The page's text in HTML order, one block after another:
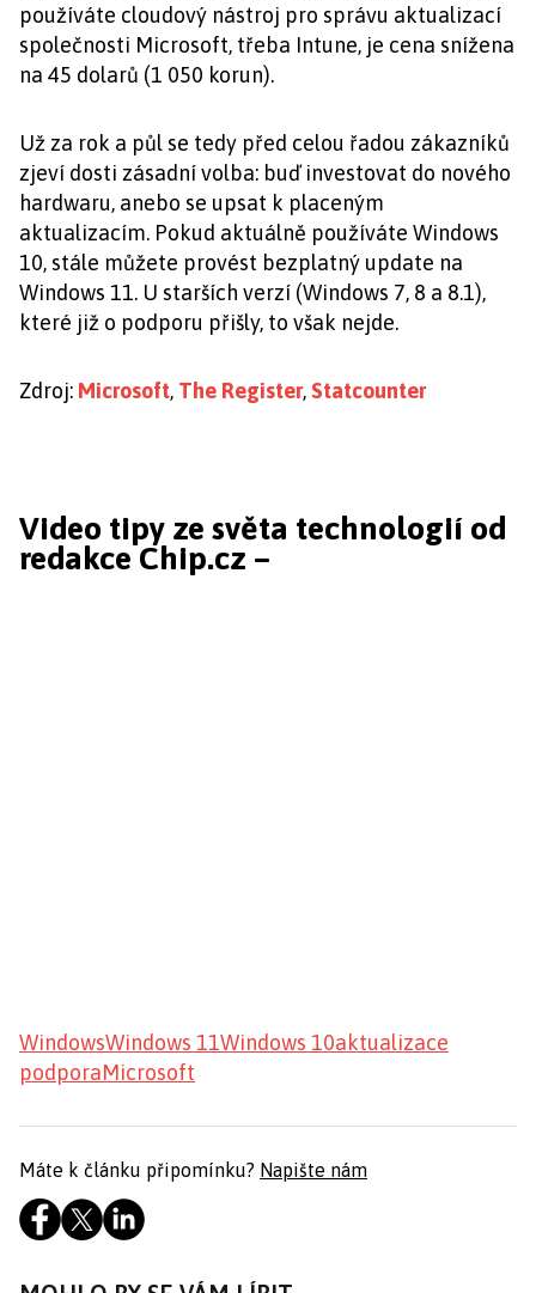
používáte cloudový nástroj pro správu aktualizací
společnosti Microsoft, třeba Intune, je cena snížena
na 45 dolarů (1 050 korun).
Už za rok a půl se tedy před celou řadou zákazníků
zjeví dosti zásadní volba: buď investovat do nového
hardwaru, anebo se upsat k placeným
aktualizacím. Pokud aktuálně používáte Windows
10, stále můžete provést bezplatný update na
Windows 11. U starších verzí (Windows 7, 8 a 8.1),
které již o podporu přišly, to však nejde.
Zdroj: Microsoft, The Register, Statcounter
Video tipy ze světa technologií od
redakce Chip.cz –
WindowsWindows 11Windows 10aktualizace
podporaMicrosoft
Máte k článku připomínku? Napište nám